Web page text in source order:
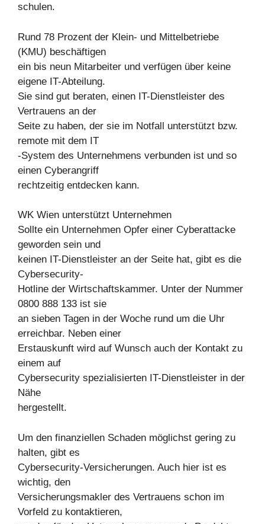
schulen.
Rund 78 Prozent der Klein- und Mittelbetriebe
(KMU) beschäftigen
ein bis neun Mitarbeiter und verfügen über keine
eigene IT-Abteilung.
Sie sind gut beraten, einen IT-Dienstleister des
Vertrauens an der
Seite zu haben, der sie im Notfall unterstützt bzw.
remote mit dem IT
-System des Unternehmens verbunden ist und so
einen Cyberangriff
rechtzeitig entdecken kann.
WK Wien unterstützt Unternehmen
Sollte ein Unternehmen Opfer einer Cyberattacke
geworden sein und
keinen IT-Dienstleister an der Seite hat, gibt es die
Cybersecurity-
Hotline der Wirtschaftskammer. Unter der Nummer
0800 888 133 ist sie
an sieben Tagen in der Woche rund um die Uhr
erreichbar. Neben einer
Erstauskunft wird auf Wunsch auch der Kontakt zu
einem auf
Cybersecurity spezialisierten IT-Dienstleister in der
Nähe
hergestellt.
Um den finanziellen Schaden möglichst gering zu
halten, gibt es
Cybersecurity-Versicherungen. Auch hier ist es
wichtig, den
Versicherungsmakler des Vertrauens schon im
Vorfeld zu kontaktieren,